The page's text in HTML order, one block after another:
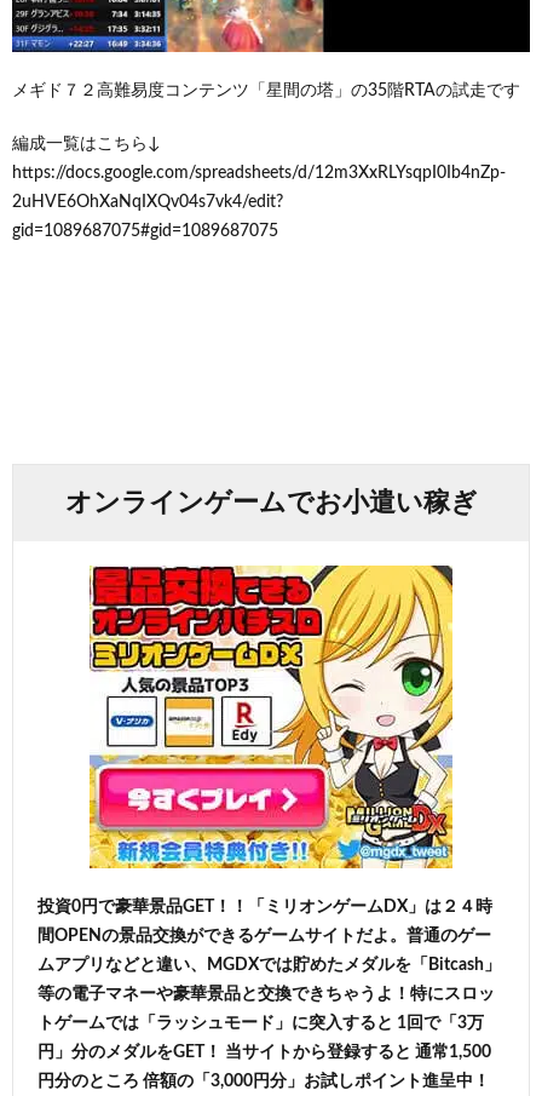
メギド７２高難易度コンテンツ「星間の塔」の35階RTAの試走です
編成一覧はこちら↓
https://docs.google.com/spreadsheets/d/12m3XxRLYsqpI0Ib4nZp-
2uHVE6OhXaNqIXQv04s7vk4/edit?
gid=1089687075#gid=1089687075
オンラインゲームでお小遣い稼ぎ
投資0円で豪華景品GET！！「ミリオンゲームDX」は２４時
間OPENの景品交換ができるゲームサイトだよ。普通のゲー
ムアプリなどと違い、MGDXでは貯めたメダルを「Bitcash」
等の電子マネーや豪華景品と交換できちゃうよ！特にスロッ
トゲームでは「ラッシュモード」に突入すると 1回で「3万
円」分のメダルをGET！ 当サイトから登録すると 通常1,500
円分のところ 倍額の「3,000円分」お試しポイント進呈中！